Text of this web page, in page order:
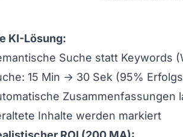
KI-Lösung:
Suche statt Keywords (
15 Min → 30 Sek (95%
Zusammenfassungen
Inhalte werden markiert